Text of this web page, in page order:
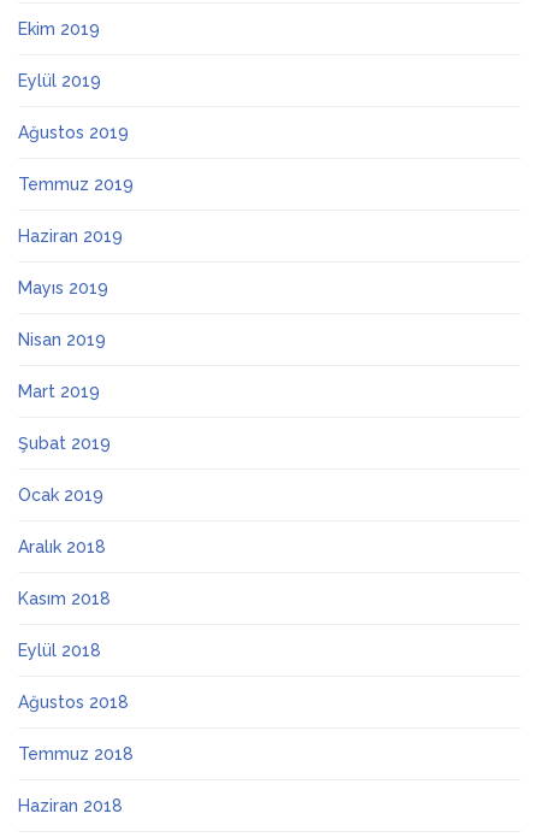
Ekim 2019
Eylül 2019
Ağustos 2019
Temmuz 2019
Haziran 2019
Mayıs 2019
Nisan 2019
Mart 2019
Şubat 2019
Ocak 2019
Aralık 2018
Kasım 2018
Eylül 2018
Ağustos 2018
Temmuz 2018
Haziran 2018